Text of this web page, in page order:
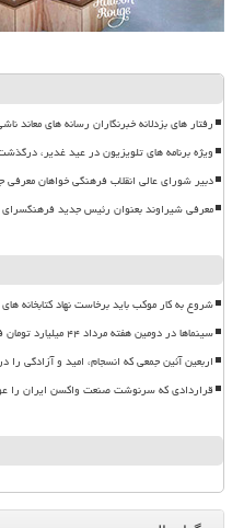
رفتار های بزدلانه خبرنگاران رسانه های معاند
ویژه برنامه های تلویزیون در عید غدیر، درگذشت
دبیر شورای عالی انقلاب فرهنگی خواهان معرفی
معرفی شیراوند بعنوان رئیس جدید فرهنگسرای
شروع به کار موکب باید برخاست نهاد کتابخانه
سینماها در دومین هفته مرداد ۴۴ میلیارد تومان فروختند
اربعین آئین جمعی که انسجام، امید و آزادگی را
قراردادی که سرنوشت صنعت واکسن ایران را